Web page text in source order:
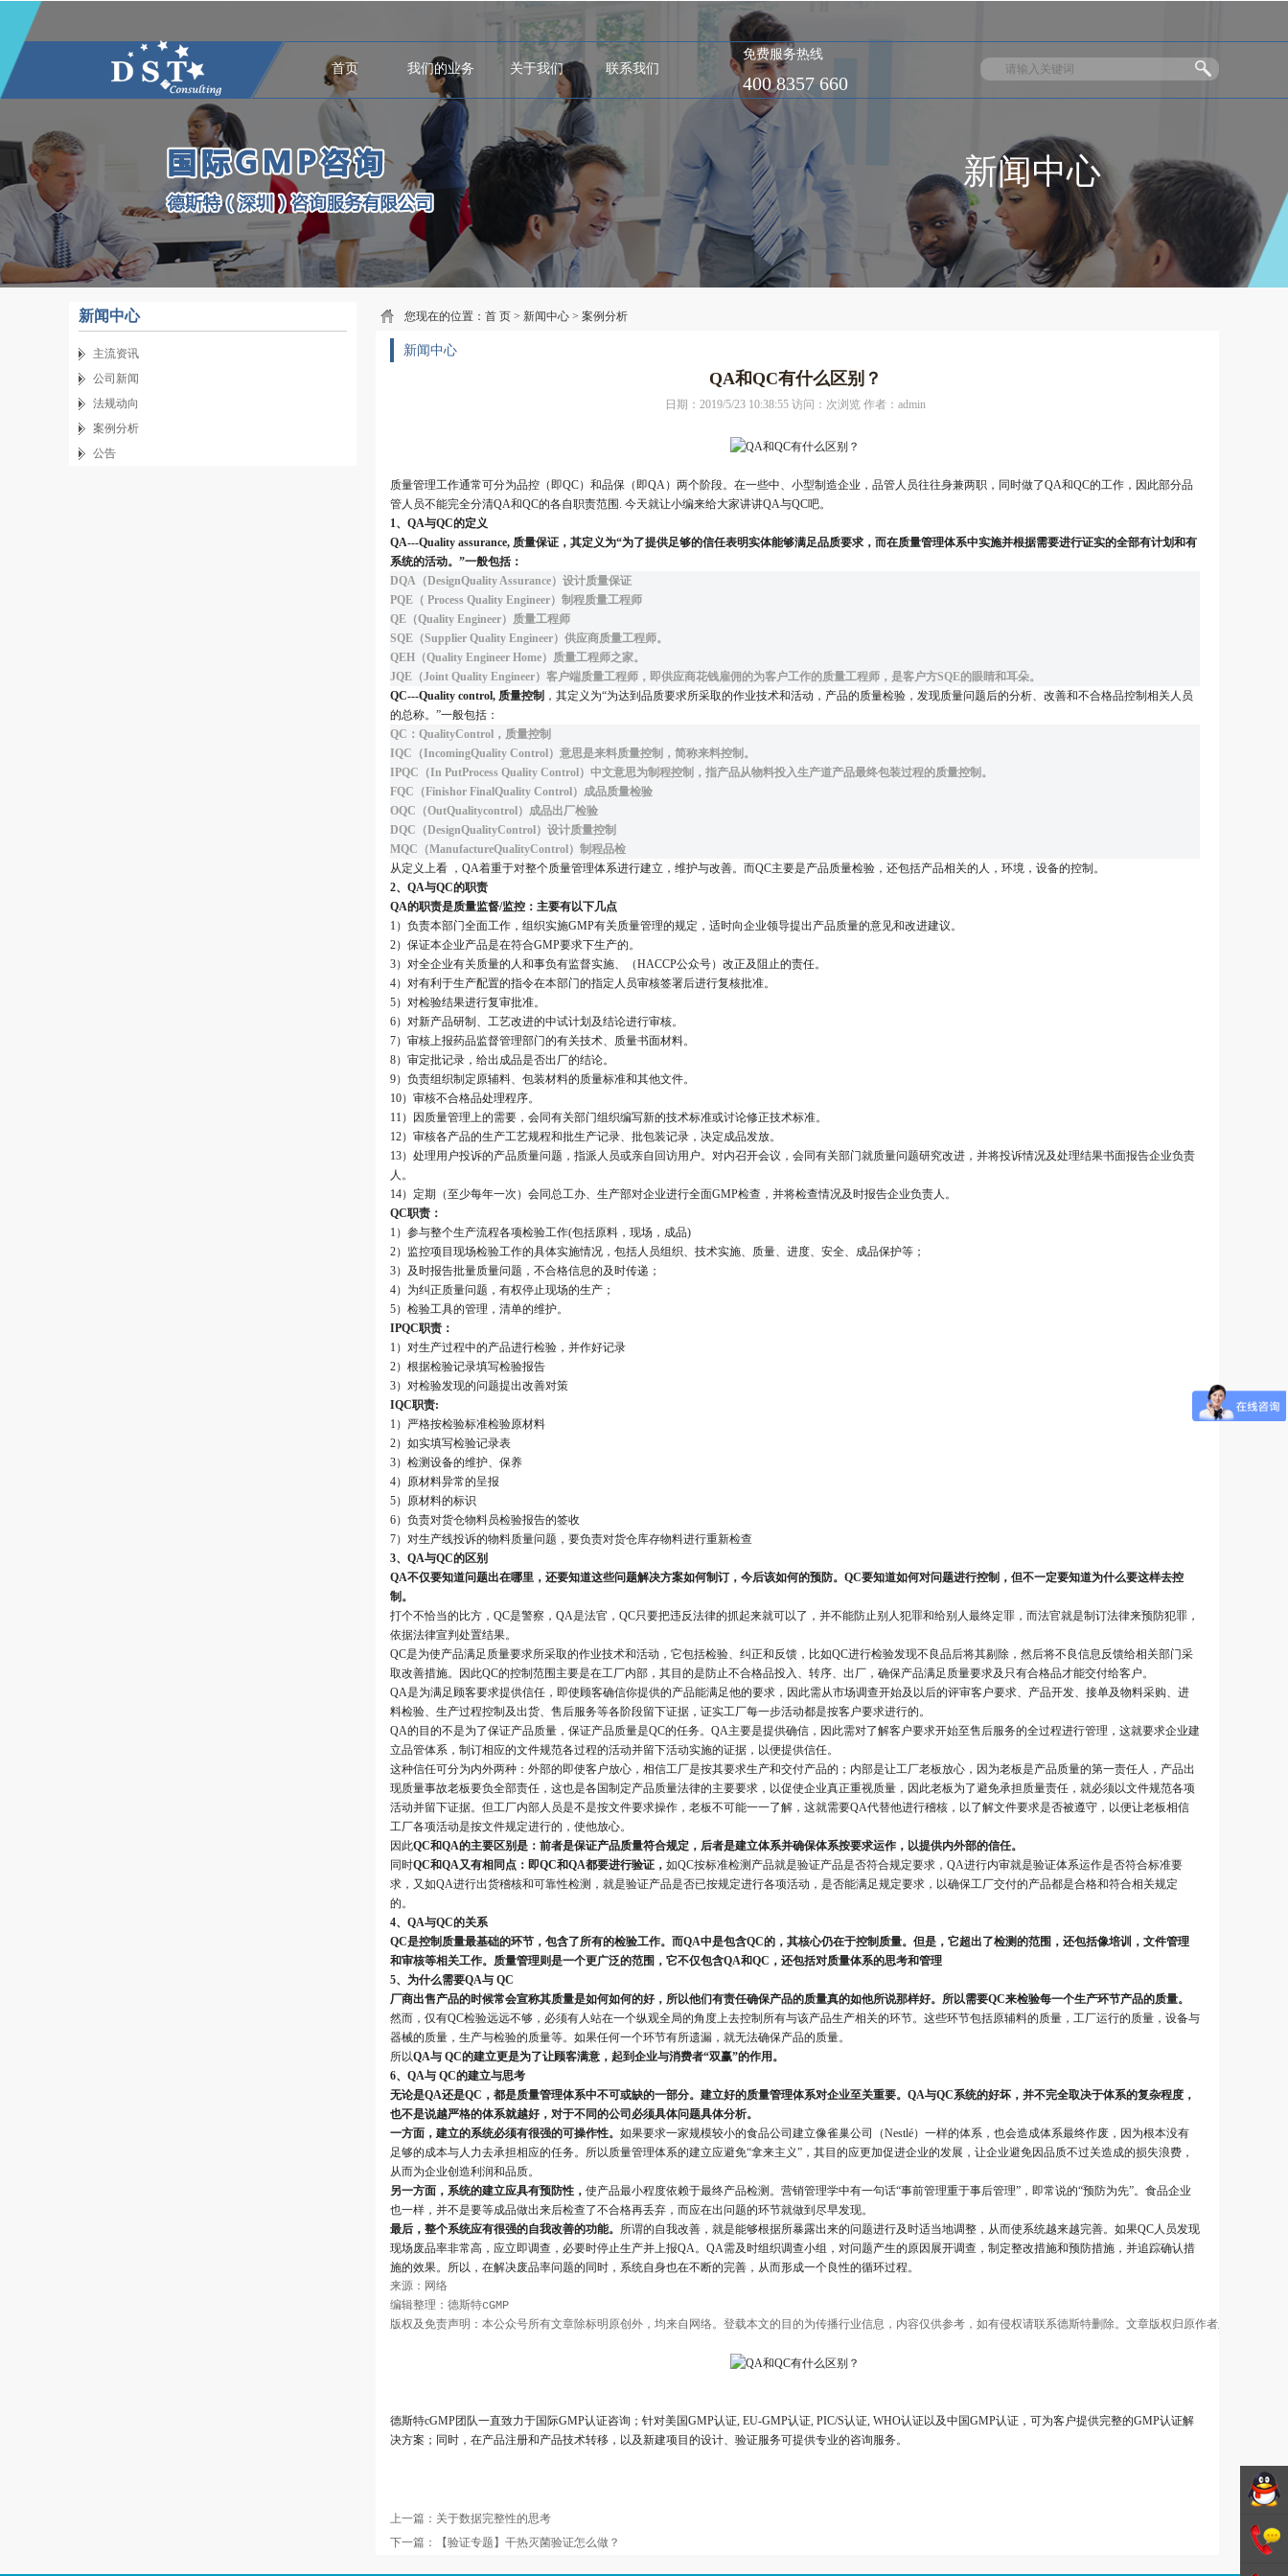
首页 我们的业务 关于我们 联系我们
免费服务热线
400 8357 660
新闻中心
新闻中心
主流资讯
公司新闻
法规动向
案例分析
公告
您现在的位置： 首 页 > 新闻中心 > 案例分析
新闻中心
QA和QC有什么区别？
日期：2019/5/23 10:38:55 访问： 次浏览 作者：admin
质量管理工作通常可分为品控（即QC）和品保（即QA）两个阶段。在一些中、小型制造企业，品管人员往往身兼两职，同时做了QA和QC的工作，因此部分品
管人员不能完全分清QA和QC的各自职责范围. 今天就让小编来给大家讲讲QA与QC吧。
1、QA与QC的定义
QA---Quality assurance, 质量保证，其定义为“为了提供足够的信任表明实体能够满足品质要求，而在质量管理体系中实施并根据需要进行证实的全部有计划和有
系统的活动。”一般包括：
DQA（DesignQuality Assurance）设计质量保证
PQE（ Process Quality Engineer）制程质量工程师
QE（Quality Engineer）质量工程师
SQE（Supplier Quality Engineer）供应商质量工程师。
QEH（Quality Engineer Home）质量工程师之家。
JQE（Joint Quality Engineer）客户端质量工程师，即供应商花钱雇佣的为客户工作的质量工程师，是客户方SQE的眼睛和耳朵。
QC---Quality control, 质量控制 ，其定义为“为达到品质要求所采取的作业技术和活动，产品的质量检验，发现质量问题后的分析、改善和不合格品控制相关人员
的总称。”一般包括：
QC：QualityControl，质量控制
IQC（IncomingQuality Control）意思是来料质量控制，简称来料控制。
IPQC（In PutProcess Quality Control）中文意思为制程控制，指产品从物料投入生产道产品最终包装过程的质量控制。
FQC（Finishor FinalQuality Control）成品质量检验
OQC（OutQualitycontrol）成品出厂检验
DQC（DesignQualityControl）设计质量控制
MQC（ManufactureQualityControl）制程品检
从定义上看 ，QA着重于对整个质量管理体系进行建立，维护与改善。而QC主要是产品质量检验，还包括产品相关的人，环境，设备的控制。
2、QA与QC的职责
QA的职责是质量监督/监控：主要有以下几点
1）负责本部门全面工作，组织实施GMP有关质量管理的规定，适时向企业领导提出产品质量的意见和改进建议。
2）保证本企业产品是在符合GMP要求下生产的。
3）对全企业有关质量的人和事负有监督实施、（HACCP公众号）改正及阻止的责任。
4）对有利于生产配置的指令在本部门的指定人员审核签署后进行复核批准。
5）对检验结果进行复审批准。
6）对新产品研制、工艺改进的中试计划及结论进行审核。
7）审核上报药品监督管理部门的有关技术、质量书面材料。
8）审定批记录，给出成品是否出厂的结论。
9）负责组织制定原辅料、包装材料的质量标准和其他文件。
10）审核不合格品处理程序。
11）因质量管理上的需要，会同有关部门组织编写新的技术标准或讨论修正技术标准。
12）审核各产品的生产工艺规程和批生产记录、批包装记录，决定成品发放。
13）处理用户投诉的产品质量问题，指派人员或亲自回访用户。对内召开会议，会同有关部门就质量问题研究改进，并将投诉情况及处理结果书面报告企业负责
人。
14）定期（至少每年一次）会同总工办、生产部对企业进行全面GMP检查，并将检查情况及时报告企业负责人。
QC职责：
1）参与整个生产流程各项检验工作(包括原料，现场，成品)
2）监控项目现场检验工作的具体实施情况，包括人员组织、技术实施、质量、进度、安全、成品保护等；
3）及时报告批量质量问题，不合格信息的及时传递；
4）为纠正质量问题，有权停止现场的生产；
5）检验工具的管理，清单的维护。
IPQC职责：
1）对生产过程中的产品进行检验，并作好记录
2）根据检验记录填写检验报告
3）对检验发现的问题提出改善对策
IQC职责:
1）严格按检验标准检验原材料
2）如实填写检验记录表
3）检测设备的维护、保养
4）原材料异常的呈报
5）原材料的标识
6）负责对货仓物料员检验报告的签收
7）对生产线投诉的物料质量问题，要负责对货仓库存物料进行重新检查
3、QA与QC的区别
QA不仅要知道问题出在哪里，还要知道这些问题解决方案如何制订，今后该如何的预防。QC要知道如何对问题进行控制，但不一定要知道为什么要这样去控
制。
打个不恰当的比方，QC是警察，QA是法官，QC只要把违反法律的抓起来就可以了，并不能防止别人犯罪和给别人最终定罪，而法官就是制订法律来预防犯罪，
依据法律宣判处置结果。
QC是为使产品满足质量要求所采取的作业技术和活动，它包括检验、纠正和反馈，比如QC进行检验发现不良品后将其剔除，然后将不良信息反馈给相关部门采
取改善措施。因此QC的控制范围主要是在工厂内部，其目的是防止不合格品投入、转序、出厂，确保产品满足质量要求及只有合格品才能交付给客户。
QA是为满足顾客要求提供信任，即使顾客确信你提供的产品能满足他的要求，因此需从市场调查开始及以后的评审客户要求、产品开发、接单及物料采购、进
料检验、生产过程控制及出货、售后服务等各阶段留下证据，证实工厂每一步活动都是按客户要求进行的。
QA的目的不是为了保证产品质量，保证产品质量是QC的任务。QA主要是提供确信，因此需对了解客户要求开始至售后服务的全过程进行管理，这就要求企业建
立品管体系，制订相应的文件规范各过程的活动并留下活动实施的证据，以便提供信任。
这种信任可分为内外两种：外部的即使客户放心，相信工厂是按其要求生产和交付产品的；内部是让工厂老板放心，因为老板是产品质量的第一责任人，产品出
现质量事故老板要负全部责任，这也是各国制定产品质量法律的主要要求，以促使企业真正重视质量，因此老板为了避免承担质量责任，就必须以文件规范各项
活动并留下证据。但工厂内部人员是不是按文件要求操作，老板不可能一一了解，这就需要QA代替他进行稽核，以了解文件要求是否被遵守，以便让老板相信
工厂各项活动是按文件规定进行的，使他放心。
因此QC和QA的主要区别是：前者是保证产品质量符合规定，后者是建立体系并确保体系按要求运作，以提供内外部的信任。
同时QC和QA又有相同点：即QC和QA都要进行验证， 如QC按标准检测产品就是验证产品是否符合规定要求，QA进行内审就是验证体系运作是否符合标准要
求，又如QA进行出货稽核和可靠性检测，就是验证产品是否已按规定进行各项活动，是否能满足规定要求，以确保工厂交付的产品都是合格和符合相关规定
的。
4、QA与QC的关系
QC是控制质量最基础的环节，包含了所有的检验工作。而QA中是包含QC的，其核心仍在于控制质量。但是，它超出了检测的范围，还包括像培训，文件管理
和审核等相关工作。质量管理则是一个更广泛的范围，它不仅包含QA和QC，还包括对质量体系的思考和管理
5、为什么需要QA与 QC
厂商出售产品的时候常会宣称其质量是如何如何的好，所以他们有责任确保产品的质量真的如他所说那样好。所以需要QC来检验每一个生产环节产品的质量。
然而，仅有QC检验远远不够，必须有人站在一个纵观全局的角度上去控制所有与该产品生产相关的环节。这些环节包括原辅料的质量，工厂运行的质量，设备与
器械的质量，生产与检验的质量等。如果任何一个环节有所遗漏，就无法确保产品的质量。
所以QA与 QC的建立更是为了让顾客满意，起到企业与消费者“双赢”的作用。
6、QA与 QC的建立与思考
无论是QA还是QC，都是质量管理体系中不可或缺的一部分。建立好的质量管理体系对企业至关重要。QA与QC系统的好坏，并不完全取决于体系的复杂程度，
也不是说越严格的体系就越好，对于不同的公司必须具体问题具体分析。
一方面，建立的系统必须有很强的可操作性。 如果要求一家规模较小的食品公司建立像雀巢公司（Nestlé）一样的体系，也会造成体系最终作废，因为根本没有
足够的成本与人力去承担相应的任务。所以质量管理体系的建立应避免“拿来主义”，其目的应更加促进企业的发展，让企业避免因品质不过关造成的损失浪费，
从而为企业创造利润和品质。
另一方面，系统的建立应具有预防性， 使产品最小程度依赖于最终产品检测。营销管理学中有一句话“事前管理重于事后管理”，即常说的“预防为先”。食品企业
也一样，并不是要等成品做出来后检查了不合格再丢弃，而应在出问题的环节就做到尽早发现。
最后，整个系统应有很强的自我改善的功能。 所谓的自我改善，就是能够根据所暴露出来的问题进行及时适当地调整，从而使系统越来越完善。如果QC人员发现
现场废品率非常高，应立即调查，必要时停止生产并上报QA。QA需及时组织调查小组，对问题产生的原因展开调查，制定整改措施和预防措施，并追踪确认措
施的效果。所以，在解决废品率问题的同时，系统自身也在不断的完善，从而形成一个良性的循环过程。
来源：网络
编辑整理：德斯特cGMP
德斯特cGMP团队一直致力于国际GMP认证咨询；针对美国GMP认证, EU-GMP认证, PIC/S认证, WHO认证以及中国GMP认证，可为客户提供完整的GMP认证解
决方案；同时，在产品注册和产品技术转移，以及新建项目的设计、验证服务可提供专业的咨询服务。
上一篇： 关于数据完整性的思考
下一篇：
【验证专题】干热灭菌验证怎么做？ 德斯特